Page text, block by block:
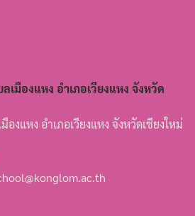
เมืองแหง อำเภอเวียงแหง จังหวัด
งแหง อำเภอเวียงแหง จังหวัดเชียงใหม่